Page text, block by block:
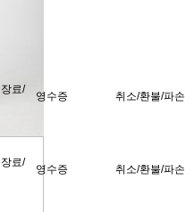
료/
영수증 취소/환불/파손
료/
영수증 취소/환불/파손